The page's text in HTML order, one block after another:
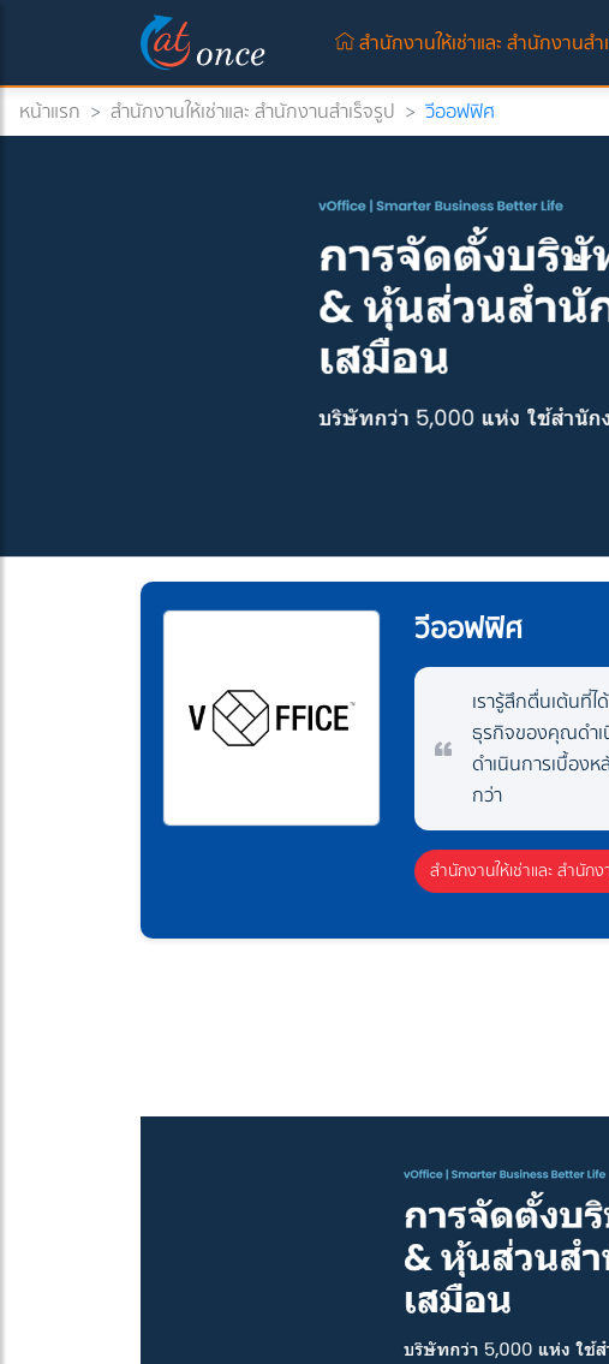
สำนักงานให้เช่าและ สำนักงานสำ
หน้าแรก > สำนักงานให้เช่าและ สำนักงานสำเร็จรูป > วีออฟฟิศ
วีออฟฟิศ
เรารู้สึกตื่นเต้นที่ไ
ธุรกิจของคุณดำเ
ดำเนินการเบื้อง
กว่า
สำนักงานให้เช่าและ สำนัก